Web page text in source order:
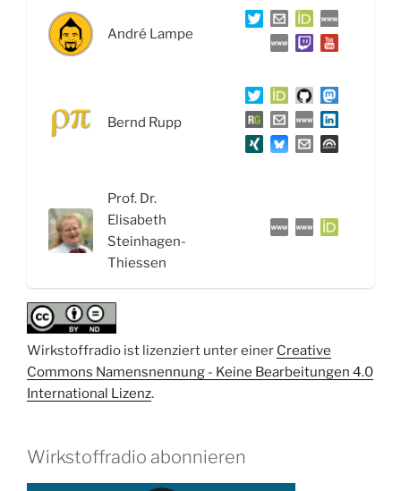
Interview
Elisabeth
Steinhagen-
André Lampe
Bernd Rupp
Prof. Dr.
Elisabeth
Steinhagen-
Thiessen
Wirkstoffradio ist lizenziert unter einer Creative
Commons Namensnennung - Keine Bearbeitungen 4.0
International Lizenz.
Wirkstoffradio abonnieren